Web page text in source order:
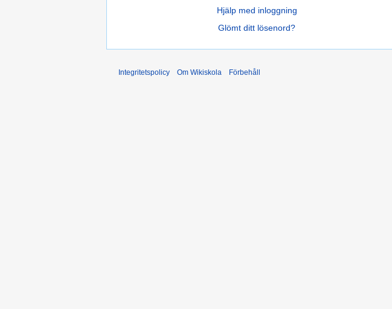
Hjälp med inloggning
Glömt ditt lösenord?
Integritetspolicy Om Wikiskola Förbehåll